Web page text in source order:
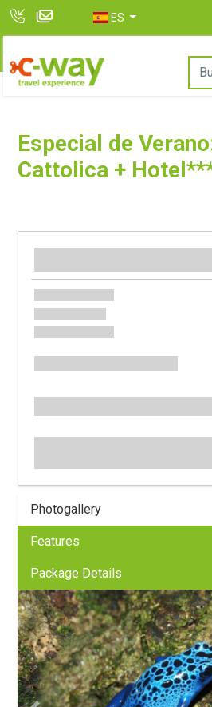
ES
Especial de
Cattolica +
Photogallery
Features
Package Details